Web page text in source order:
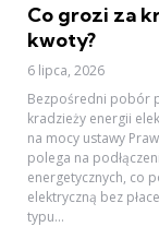
Co grozi za
kwoty?
6 lipca, 2026
Bezpośredni pobór
kradzieży energii
na mocy ustawy
polega na
energetycznych, co
elektryczną bez
typu...